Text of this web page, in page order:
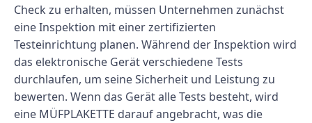
Check zu erhalten, müssen Unternehmen zunächst
eine Inspektion mit einer zertifizierten
Testeinrichtung planen. Während der Inspektion wird
das elektronische Gerät verschiedene Tests
durchlaufen, um seine Sicherheit und Leistung zu
bewerten. Wenn das Gerät alle Tests besteht, wird
eine MÜFPLAKETTE darauf angebracht, was die